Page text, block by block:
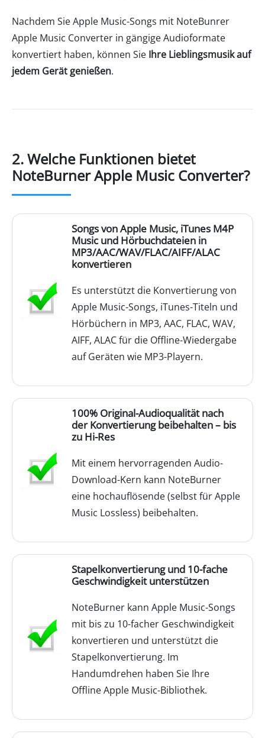
Nachdem Sie Apple Music-Songs mit NoteBunrer
Apple Music Converter in gängige Audioformate
konvertiert haben, können Sie Ihre Lieblingsmusik auf
jedem Gerät genießen.
2. Welche Funktionen bietet
NoteBurner Apple Music Converter?
Songs von Apple Music, iTunes M4P
Music und Hörbuchdateien in
MP3/AAC/WAV/FLAC/AIFF/ALAC
konvertieren
Es unterstützt die Konvertierung von
Apple Music-Songs, iTunes-Titeln und
Hörbüchern in MP3, AAC, FLAC, WAV,
AIFF, ALAC für die Offline-Wiedergabe
auf Geräten wie MP3-Playern.
100% Original-Audioqualität nach
der Konvertierung beibehalten – bis
zu Hi-Res
Mit einem hervorragenden Audio-
Download-Kern kann NoteBurner
eine hochauflösende (selbst für Apple
Music Lossless) beibehalten.
Stapelkonvertierung und 10-fache
Geschwindigkeit unterstützen
NoteBurner kann Apple Music-Songs
mit bis zu 10-facher Geschwindigkeit
konvertieren und unterstützt die
Stapelkonvertierung. Im
Handumdrehen haben Sie Ihre
Offline Apple Music-Bibliothek.